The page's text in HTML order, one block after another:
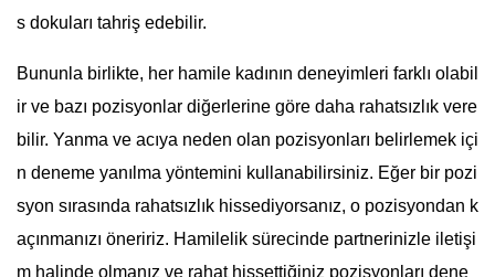
s dokuları tahriş edebilir.
Bununla birlikte, her hamile kadının deneyimleri farklı olabil
ir ve bazı pozisyonlar diğerlerine göre daha rahatsızlık vere
bilir. Yanma ve acıya neden olan pozisyonları belirlemek içi
n deneme yanılma yöntemini kullanabilirsiniz. Eğer bir pozi
syon sırasında rahatsızlık hissediyorsanız, o pozisyondan k
açınmanızı öneririz. Hamilelik sürecinde partnerinizle iletişi
m halinde olmanız ve rahat hissettiğiniz pozisyonları dene